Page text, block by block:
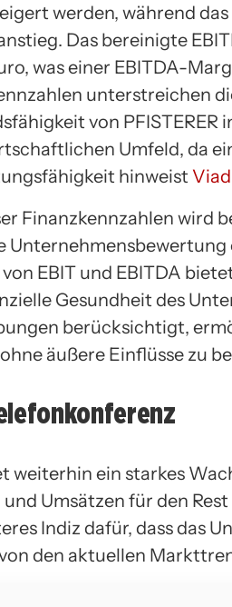
werden, während das
Das bereinigte
was einer EBITDA-
unterstreichen
von PFISTERER
Umfeld, da
hinweist
Finanzkennzahlen wird
Unternehmensbewertung
EBIT und EBITDA
Gesundheit des
berücksichtigt,
äußere Einflüsse zu
weiterhin ein starkes
Umsätzen für den Rest
Indiz dafür, dass das
den aktuellen